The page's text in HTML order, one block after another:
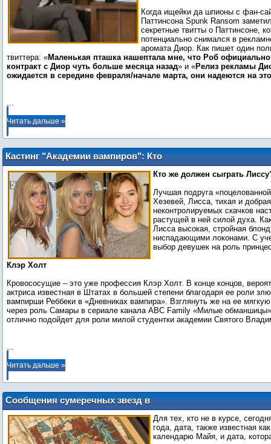
Когда ищейки да шпионы с фан-
Паттинсона Spunk Ransom
секретные твитты о Паттинсоне,
потенциально снимался в
аромата Диор. Как пишет один
твиттера: «Маленькая пташка нашептала мне, что Роб
контракт с Диор чуть больше месяца назад» и «Релиз рекламы
ожидается в середине февраля/начале марта, они надеются на это
...
Читать дальше »
Кастинг "Академии вампиров": Кто
должен сыграть Лиссу?
Кто же должен сыграть
Лучшая подруга
Хезевей, Лисса, тихая и
неконтролируемых скачков
растущей в ней силой духа.
Лисса высокая, стройная
ниспадающими локонами. С
выбор девушек на роль
Клэр Холт
Кровососущие – это уже профессия Клэр Холт. В конце концов,
актриса известная в Штатах в большей степени благодаря ее роли
вампирши Реббеки в «Дневниках вампира». Взглянуть же на ее
через роль Самары в сериале канала ABC Family «Милые
отлично подойдет для роли милой студентки академии Святого
...
Читать дальше »
Сообщения сумеречных звезд в
Твиттере о не случившемся конце света
Для тех, кто не в курсе,
года, дата, также известная
календарю Майя, и дата,